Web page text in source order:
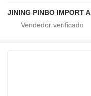
JINING PINBO IMPORT